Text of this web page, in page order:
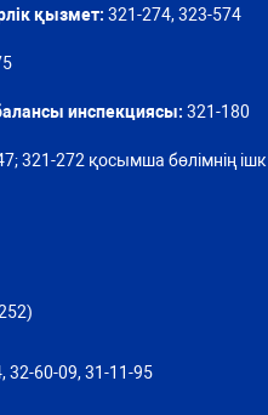
қызмет: 321-274, 323-574
инспекциясы: 321-180
321-272 қосымша бөлімнің ішкі
32-60-09, 31-11-95